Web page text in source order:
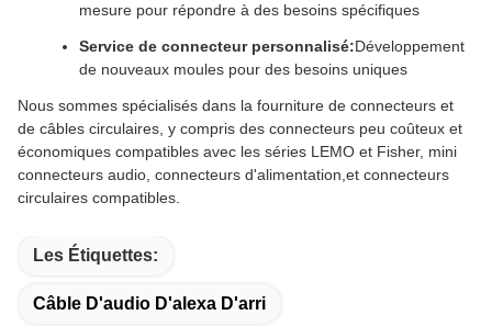
mesure pour répondre à des besoins spécifiques
Service de connecteur personnalisé:Développement
de nouveaux moules pour des besoins uniques
Nous sommes spécialisés dans la fourniture de connecteurs et
de câbles circulaires, y compris des connecteurs peu coûteux et
économiques compatibles avec les séries LEMO et Fisher, mini
connecteurs audio, connecteurs d'alimentation,et connecteurs
circulaires compatibles.
Les Étiquettes:
Câble D'audio D'alexa D'arri